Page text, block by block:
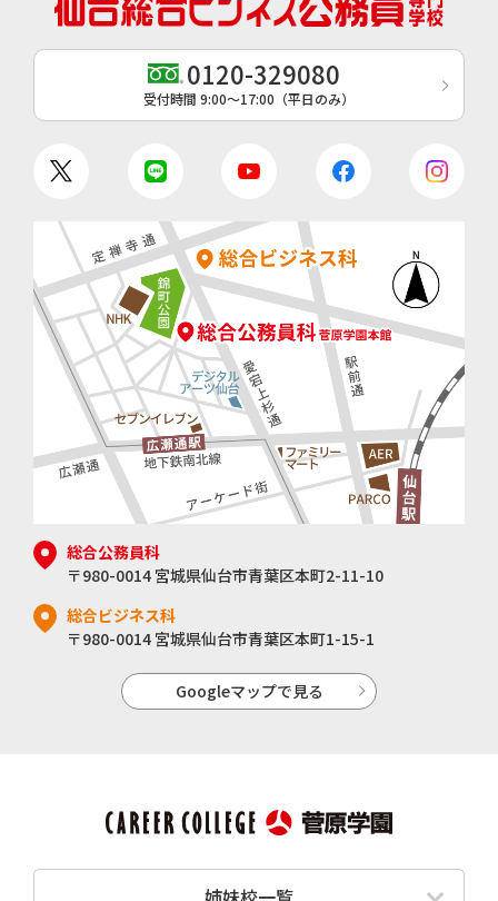
0120-329080
受付時間 9:00〜17:00（平日のみ）
総合公務員科
〒980-0014 宮城県仙台市青葉区本町2-11-10
総合ビジネス科
〒980-0014 宮城県仙台市青葉区本町1-15-1
Googleマップで見る